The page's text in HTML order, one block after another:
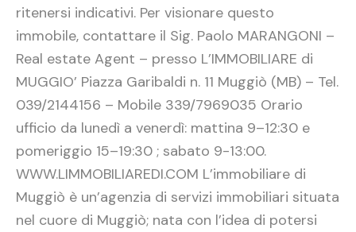
ritenersi indicativi. Per visionare questo
immobile, contattare il Sig. Paolo MARANGONI –
Real estate Agent – presso L’IMMOBILIARE di
MUGGIO’ Piazza Garibaldi n. 11 Muggiò (MB) – Tel.
039/2144156 – Mobile 339/7969035 Orario
ufficio da lunedì a venerdì: mattina 9–12:30 e
pomeriggio 15–19:30 ; sabato 9-13:00.
WWW.LIMMOBILIAREDI.COM L’immobiliare di
Muggiò è un’agenzia di servizi immobiliari situata
nel cuore di Muggiò; nata con l’idea di potersi